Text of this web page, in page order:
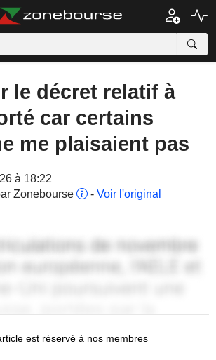
le décret relatif à
car certains
me plaisaient pas
à 18:22
Zonebourse
- Voir l'original
est réservé à nos membres